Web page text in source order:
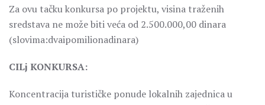
Za ovu tačku konkursa po projektu, visina traženih
sredstava ne može biti veća od 2.500.000,00 dinara
(slovima:dvaipomilionadinara)
CILj KONKURSA:
Koncentracija turističke ponude lokalnih zajednica u